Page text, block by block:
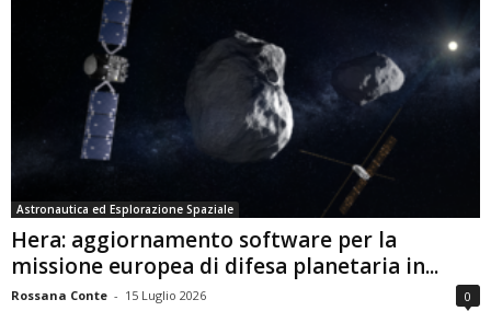
Astronautica ed Esplorazione Spaziale
Hera: aggiornamento software per la
missione europea di difesa planetaria in...
Rossana Conte - 15 Luglio 2026 0